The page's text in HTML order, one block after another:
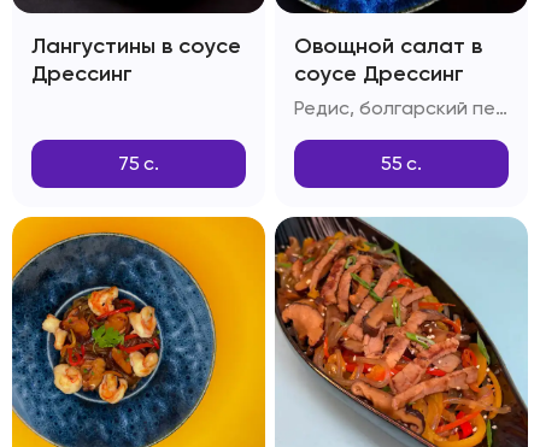
Лангустины в соусе
Дрессинг
75 с.
Овощной салат в
соусе Дрессинг
Редис, болгарский перец, дайкон, красный лук, огурцы, шпинат, салатный лист, зелень, соус Дрессинг
55 с.